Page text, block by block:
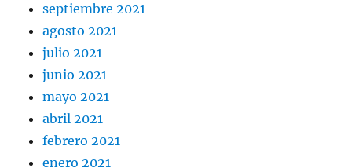
septiembre 2021
agosto 2021
julio 2021
junio 2021
mayo 2021
abril 2021
febrero 2021
enero 2021